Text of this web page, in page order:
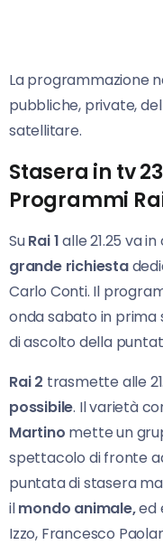
La programmazione
pubbliche, private,
satellitare.
Stasera in tv
Programmi
SuRai 1alle 21.25 va
grande richiesta
Carlo Conti. Il
onda sabato in prima
di ascolto della
Rai 2 trasmette alle
possibile. Il varietà
Martino mette un
spettacolo di fronte
puntata di stasera
ilmondo animale,ed
Izzo, Francesco